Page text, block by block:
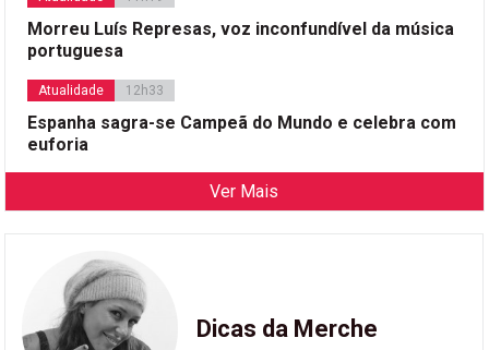
Morreu Luís Represas, voz inconfundível da música
portuguesa
Atualidade 12h33
Espanha sagra-se Campeã do Mundo e celebra com
euforia
Ver Mais
Dicas da Merche